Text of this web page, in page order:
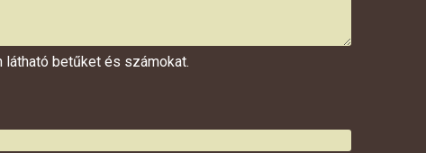
látható betűket és számokat.